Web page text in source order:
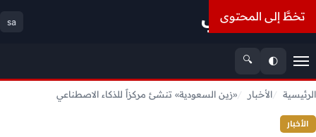
تخطَّ إلى المحتوى
أسعار الذهب sa
القائمة🌓
🔍
الرئيسية الأخبار «زين السعودية» تنشئ مركزاً للذكاء الاصطناعي
الأخبار